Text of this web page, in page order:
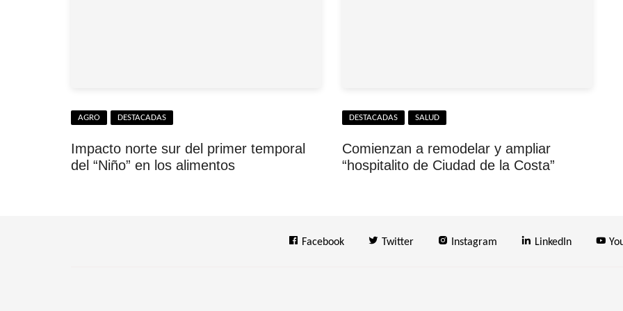
AGRO DESTACADAS
Impacto norte sur del primer temporal
del “Niño” en los alimentos
DESTACADAS SALUD
Comienzan a remodelar y ampliar
“hospitalito de Ciudad de la Costa”
Facebook Twitter Instagram LinkedIn